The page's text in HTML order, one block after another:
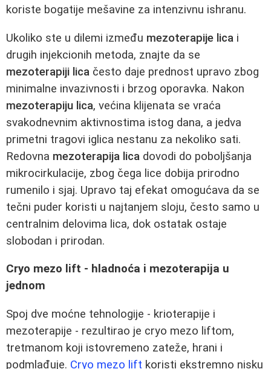
koriste bogatije mešavine za intenzivnu ishranu.
Ukoliko ste u dilemi između mezoterapije lica i
drugih injekcionih metoda, znajte da se
mezoterapiji lica često daje prednost upravo zbog
minimalne invazivnosti i brzog oporavka. Nakon
mezoterapiju lica, većina klijenata se vraća
svakodnevnim aktivnostima istog dana, a jedva
primetni tragovi iglica nestanu za nekoliko sati.
Redovna mezoterapija lica dovodi do poboljšanja
mikrocirkulacije, zbog čega lice dobija prirodno
rumenilo i sjaj. Upravo taj efekat omogućava da se
tečni puder koristi u najtanjem sloju, često samo u
centralnim delovima lica, dok ostatak ostaje
slobodan i prirodan.
Cryo mezo lift - hladnoća i mezoterapija u
jednom
Spoj dve moćne tehnologije - krioterapije i
mezoterapije - rezultirao je cryo mezo liftom,
tretmanom koji istovremeno zateže, hrani i
podmlađuje. Cryo mezo lift koristi ekstremno nisku